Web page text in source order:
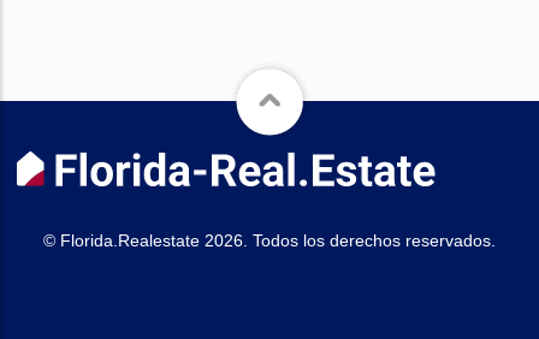
© Florida.Realestate 2026. Todos los derechos reservados.